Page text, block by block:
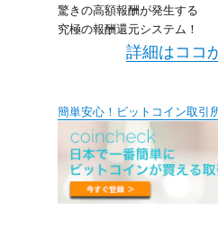
驚きの高額報酬が発生する
究極の報酬還元システム！
詳細はココ
簡単安心！ビットコイン取